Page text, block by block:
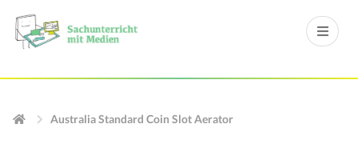
Australia Standard Coin Slot Aerator